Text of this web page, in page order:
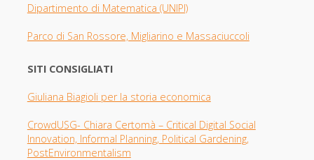
Dipartimento di Matematica (UNIPI)
Parco di San Rossore, Migliarino e Massaciuccoli
SITI CONSIGLIATI
Giuliana Biagioli per la storia economica
CrowdUSG- Chiara Certomà – Critical Digital Social
Innovation, Informal Planning, Political Gardening,
PostEnvironmentalism